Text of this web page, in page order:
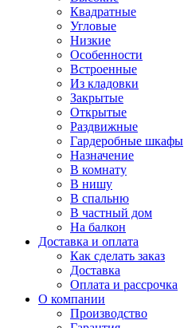
Квадратные
Угловые
Низкие
Особенности
Встроенные
Из кладовки
Закрытые
Открытые
Раздвижные
Гардеробные шкафы
Назначение
В комнату
В нишу
В спальню
В частный дом
На балкон
Доставка и оплата
Как сделать заказ
Доставка
Оплата и рассрочка
О компании
Производство